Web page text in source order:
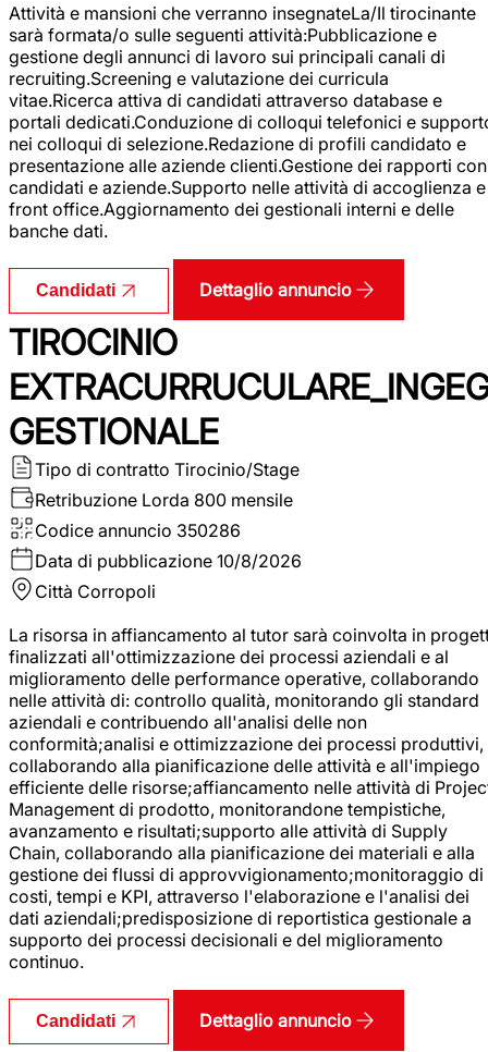
Attività e mansioni che verranno insegnateLa/Il tirocinante
sarà formata/o sulle seguenti attività:Pubblicazione e
gestione degli annunci di lavoro sui principali canali di
recruiting.Screening e valutazione dei curricula
vitae.Ricerca attiva di candidati attraverso database e
portali dedicati.Conduzione di colloqui telefonici e
nei colloqui di selezione.Redazione di profili candidato e
presentazione alle aziende clienti.Gestione dei rapporti con
candidati e aziende.Supporto nelle attività di accoglienza e
front office.Aggiornamento dei gestionali interni e delle
banche dati.
Candidati Dettaglio annuncio
TIROCINIO
GESTIONALE
Tipo di contratto Tirocinio/Stage
Retribuzione Lorda 800 mensile
Codice annuncio 350286
Data di pubblicazione 10/8/2026
Città Corropoli
La risorsa in affiancamento al tutor sarà coinvolta in
finalizzati all'ottimizzazione dei processi aziendali e al
miglioramento delle performance operative, collaborando
nelle attività di: controllo qualità, monitorando gli standard
aziendali e contribuendo all'analisi delle non
conformità;analisi e ottimizzazione dei processi produttivi,
collaborando alla pianificazione delle attività e all'impiego
efficiente delle risorse;affiancamento nelle attività di
Management di prodotto, monitorandone tempistiche,
avanzamento e risultati;supporto alle attività di Supply
Chain, collaborando alla pianificazione dei materiali e alla
gestione dei flussi di approvvigionamento;monitoraggio di
costi, tempi e KPI, attraverso l'elaborazione e l'analisi dei
dati aziendali;predisposizione di reportistica gestionale a
supporto dei processi decisionali e del miglioramento
continuo.
Candidati Dettaglio annuncio